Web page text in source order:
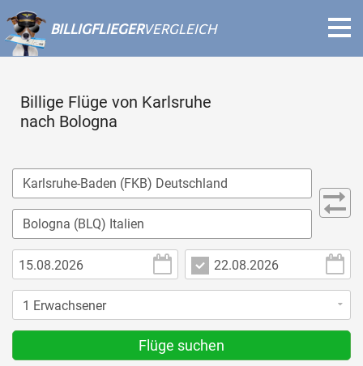
BILLIGFLIEGERVERGLEICH
Billige Flüge von Karlsruhe
nach Bologna
Flüge suchen